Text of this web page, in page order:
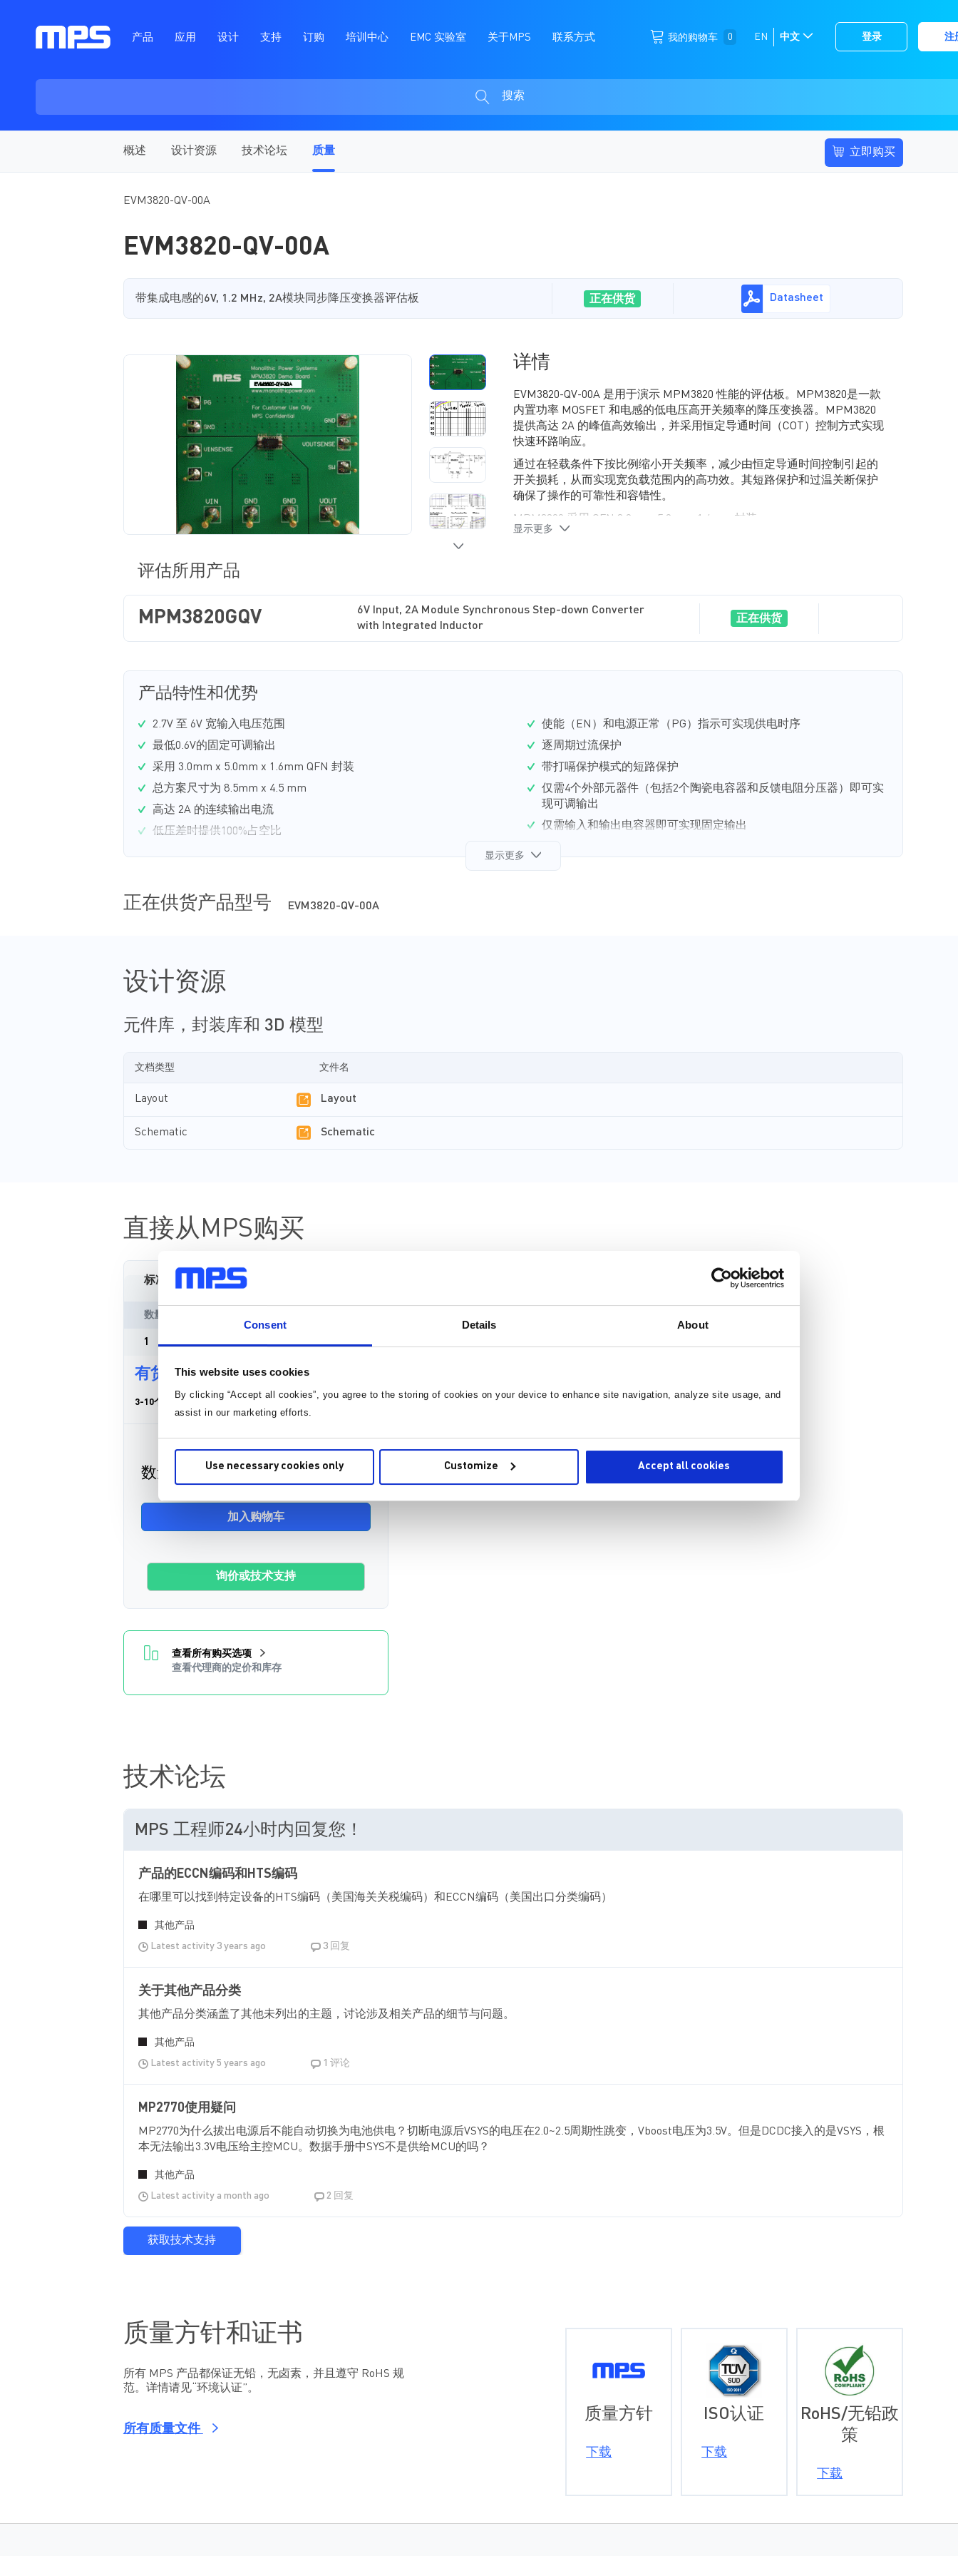
Consent Details About
This website uses cookies
By clicking “Accept all cookies”, you agree to the storing of cookies on your device to enhance site navigation, analyze site usage, and
assist in our marketing efforts.
Use necessary cookies only Customize Accept all cookies
产品 应用 设计 支持 订购 培训中心 EMC 实验室 关于MPS 联系方式 我的购物车 0 登录 注
跳
到
EN
选
中文
搜索
概述 设计资源 技术论坛 质量 立即购买
EVM3820-QV-00A
EVM3820-QV-00A
带集成电感的6V, 1.2 MHz, 2A模块同步降压变换器评估板 正在供货 Datasheet
详情
EVM3820-QV-00A 是用于演示 MPM3820 性能的评估板。MPM3820是一款
内置功率 MOSFET 和电感的低电压高开关频率的降压变换器。MPM3820
提供高达 2A 的峰值高效输出，并采用恒定导通时间（COT）控制方式实现
快速环路响应。
通过在轻载条件下按比例缩小开关频率，减少由恒定导通时间控制引起的
开关损耗，从而实现宽负载范围内的高功效。其短路保护和过温关断保护
确保了操作的可靠性和容错性。
MPM3820 采用 QFN 3.0mmx5.0mmx1.6mm 封装。
显示更多
评估所用产品
MPM3820GQV
6V Input, 2A Module Synchronous Step-down Converter
with Integrated Inductor
正在供货
产品特性和优势
2.7V 至 6V 宽输入电压范围
最低0.6V的固定可调输出
采用 3.0mm x 5.0mm x 1.6mm QFN 封装
总方案尺寸为 8.5mm x 4.5 mm
高达 2A 的连续输出电流
低压差时提供100%占空比
使能（EN）和电源正常（PG）指示可实现供电时序
逐周期过流保护
带打嗝保护模式的短路保护
仅需4个外部元器件（包括2个陶瓷电容器和反馈电阻分压器）即可实
现可调输出
仅需输入和输出电容器即可实现固定输出
显示更多
正在供货产品型号 EVM3820-QV-00A
设计资源
元件库，封装库和 3D 模型
文档类型 文件名
Layout Layout
Schematic Schematic
直接从MPS购买
标准定价
数量
1 ¥169.75 /片
有货
3-10个工作日内到货。 每单运费仅为 5 美元。
数量
加入购物车
询价或技术支持
查看所有购买选项
查看代理商的定价和库存
技术论坛
MPS 工程师24小时内回复您！
产品的ECCN编码和HTS编码
在哪里可以找到特定设备的HTS编码（美国海关关税编码）和ECCN编码（美国出口分类编码）
其他产品
Latest activity 3 years ago 3 回复
关于其他产品分类
其他产品分类涵盖了其他未列出的主题，讨论涉及相关产品的细节与问题。
其他产品
Latest activity 5 years ago 1 评论
MP2770使用疑问
MP2770为什么拔出电源后不能自动切换为电池供电？切断电源后VSYS的电压在2.0~2.5周期性跳变，Vboost电压为3.5V。但是DCDC接入的是VSYS，根
本无法输出3.3V电压给主控MCU。数据手册中SYS不是供给MCU的吗？
其他产品
Latest activity a month ago 2 回复
获取技术支持
质量方针和证书
所有 MPS 产品都保证无铅，无卤素，并且遵守 RoHS 规
范。详情请见“环境认证”。
所有质量文件
质量方针
下载
ISO认证
下载
RoHS/无铅政
策
下载